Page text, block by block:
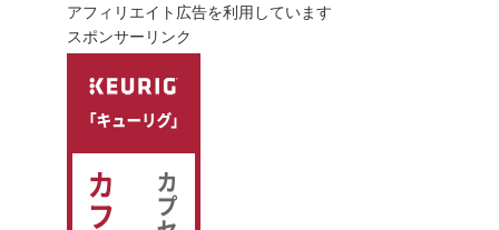
アフィリエイト広告を利用しています
スポンサーリンク